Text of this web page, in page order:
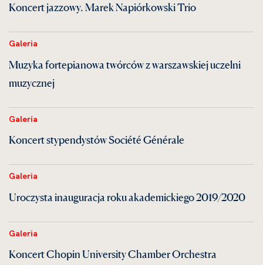
Koncert jazzowy. Marek Napiórkowski Trio
Galeria
Muzyka fortepianowa twórców z warszawskiej uczelni
muzycznej
Galeria
Koncert stypendystów Société Générale
Galeria
Uroczysta inauguracja roku akademickiego 2019/2020
Galeria
Koncert Chopin University Chamber Orchestra